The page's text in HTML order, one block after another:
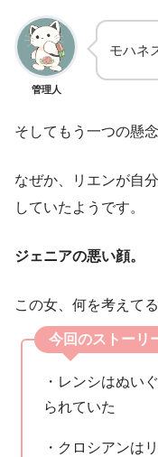
管理人
モハネ
そしてもう一つの懸
なぜか、リエンが自
していたようです。
ジェニアの悪い顔。
この女、何を考えて
今回のストーリ
・レンシはぬい
られていた
・クロシアンは